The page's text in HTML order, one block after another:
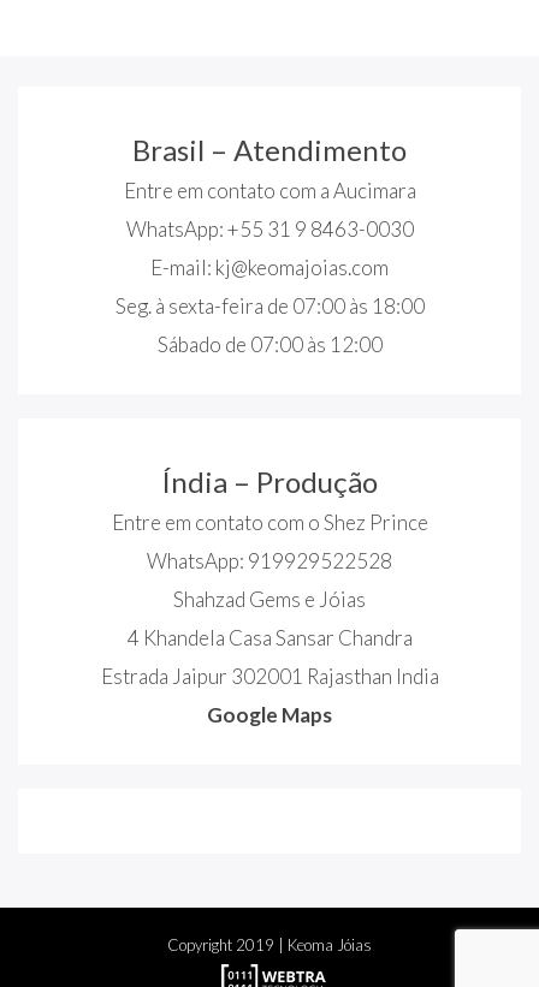
Brasil – Atendimento
Entre em contato com a Aucimara
WhatsApp: +55 31 9 8463-0030
E-mail: kj@keomajoias.com
Seg. à sexta-feira de 07:00 às 18:00
Sábado de 07:00 às 12:00
Índia – Produção
Entre em contato com o Shez Prince
WhatsApp: 919929522528
Shahzad Gems e Jóias
4 Khandela Casa Sansar Chandra
Estrada Jaipur 302001 Rajasthan India
Google Maps
Copyright 2019 | Keoma Jóias